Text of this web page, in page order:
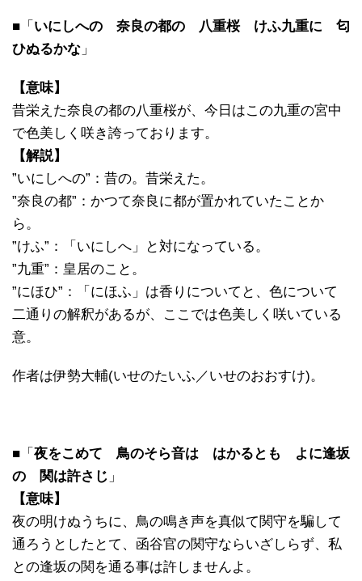
■「 いにしへの 奈良の都の 八重桜 けふ九重に 匂
ひぬるかな 」
【意味】
昔栄えた奈良の都の八重桜が、今日はこの九重の宮中
で色美しく咲き誇っております。
【解説】
”いにしへの”：昔の。昔栄えた。
”奈良の都”：かつて奈良に都が置かれていたことか
ら。
”けふ”：「いにしへ」と対になっている。
”九重”：皇居のこと。
”にほひ”：「にほふ」は香りについてと、色について
二通りの解釈があるが、ここでは色美しく咲いている
意。
作者は伊勢大輔(いせのたいふ／いせのおおすけ)。
■「 夜をこめて 鳥のそら音は はかるとも よに逢坂
の 関は許さじ 」
【意味】
夜の明けぬうちに、鳥の鳴き声を真似て関守を騙して
通ろうとしたとて、函谷官の関守ならいざしらず、私
との逢坂の関を通る事は許しませんよ。